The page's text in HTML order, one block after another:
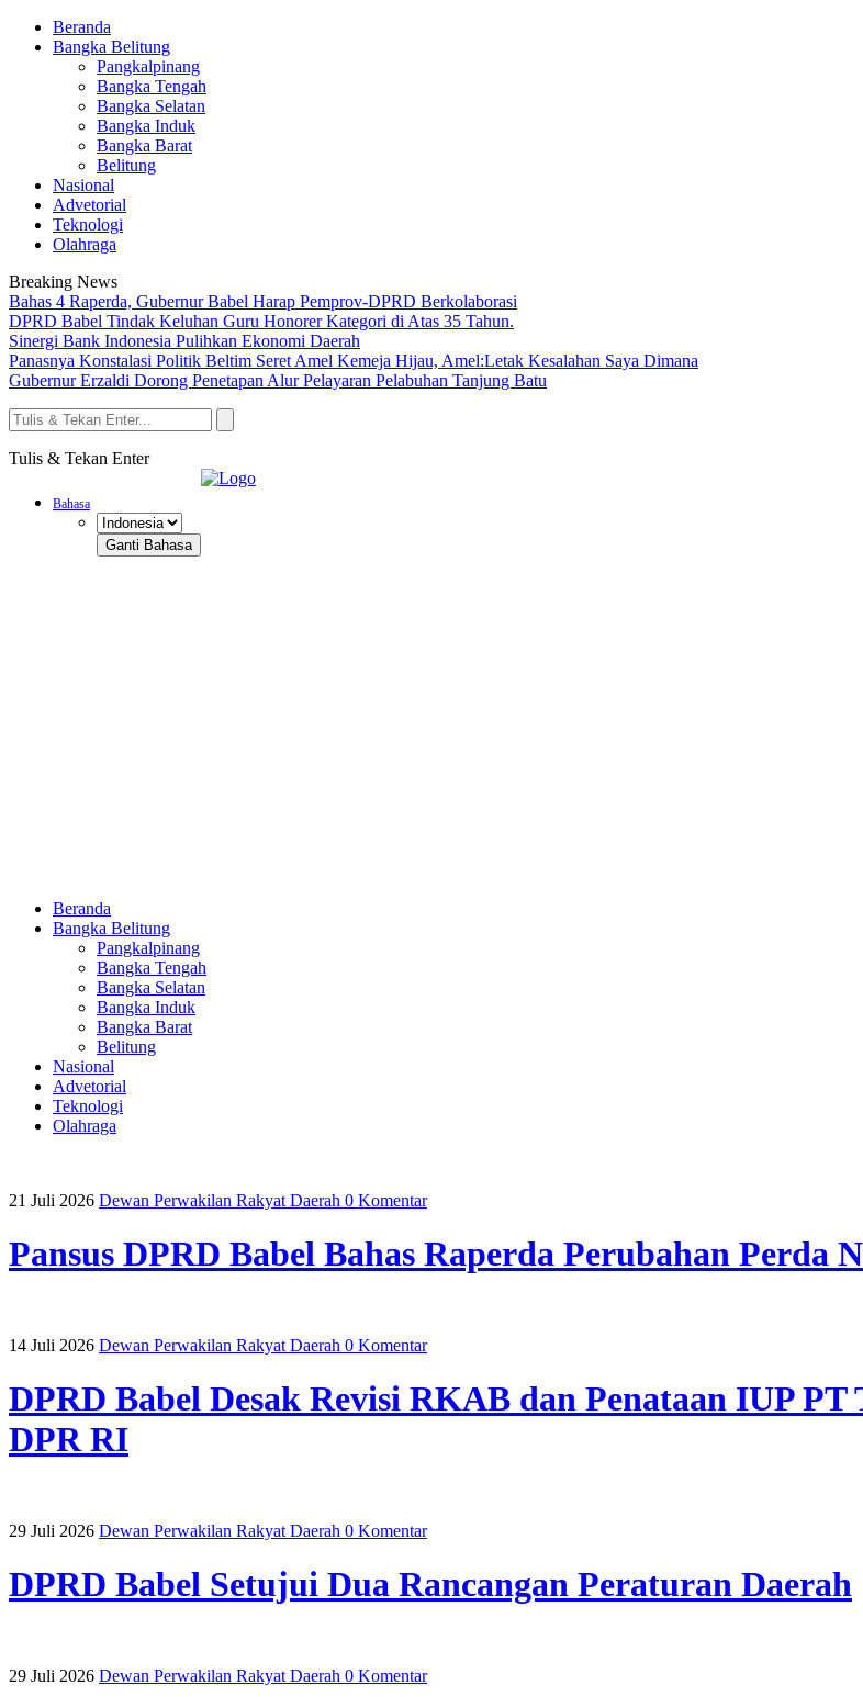
Beranda
Bangka Belitung
Pangkalpinang
Bangka Tengah
Bangka Selatan
Bangka Induk
Bangka Barat
Belitung
Nasional
Advetorial
Teknologi
Olahraga
Breaking News
Bahas 4 Raperda, Gubernur Babel Harap Pemprov-DPRD Berkolaborasi
DPRD Babel Tindak Keluhan Guru Honorer Kategori di Atas 35 Tahun.
Sinergi Bank Indonesia Pulihkan Ekonomi Daerah
Panasnya Konstalasi Politik Beltim Seret Amel Kemeja Hijau, Amel:Letak Kesalahan Saya Dimana
Gubernur Erzaldi Dorong Penetapan Alur Pelayaran Pelabuhan Tanjung Batu
Tulis & Tekan Enter
Bahasa
Ganti Bahasa
Beranda
Bangka Belitung
Pangkalpinang
Bangka Tengah
Bangka Selatan
Bangka Induk
Bangka Barat
Belitung
Nasional
Advetorial
Teknologi
Olahraga
21 Juli 2026 Dewan Perwakilan Rakyat Daerah 0 Komentar
Pansus DPRD Babel Bahas Raperda Perubahan Perda
14 Juli 2026 Dewan Perwakilan Rakyat Daerah 0 Komentar
DPRD Babel Desak Revisi RKAB dan Penataan IUP
DPR RI
29 Juli 2026 Dewan Perwakilan Rakyat Daerah 0 Komentar
DPRD Babel Setujui Dua Rancangan Peraturan Daerah
29 Juli 2026 Dewan Perwakilan Rakyat Daerah 0 Komentar